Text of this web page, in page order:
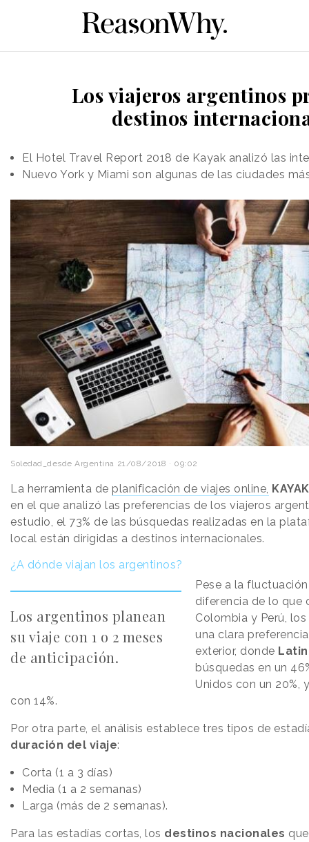
Los viajeros argentinos
destinos
El Hotel Travel Report 2018 de Kayak analizó las
Nuevo York y Miami son algunas de las ciudades
Soledad_desde Argentina 21/08/2018 · 09:02
La herramienta de planificación de viajes online, KAYAK
en el que analizó las preferencias de los viajeros
estudio, el 73% de las búsquedas realizadas en la
local están dirigidas a destinos internacionales.
¿A dónde viajan los argentinos?
Los argentinos planean
su viaje con 1 o 2 meses
de anticipación.
Pese a la
diferencia de lo que
Colombia y Perú,
una clara
exterior, donde
búsquedas en un
Unidos con un 20%,
con 14%.
Por otra parte, el análisis establece tres tipos de
duración del viaje:
Corta (1 a 3 días)
Media (1 a 2 semanas)
Larga (más de 2 semanas).
Para las estadías cortas, los destinos nacionales